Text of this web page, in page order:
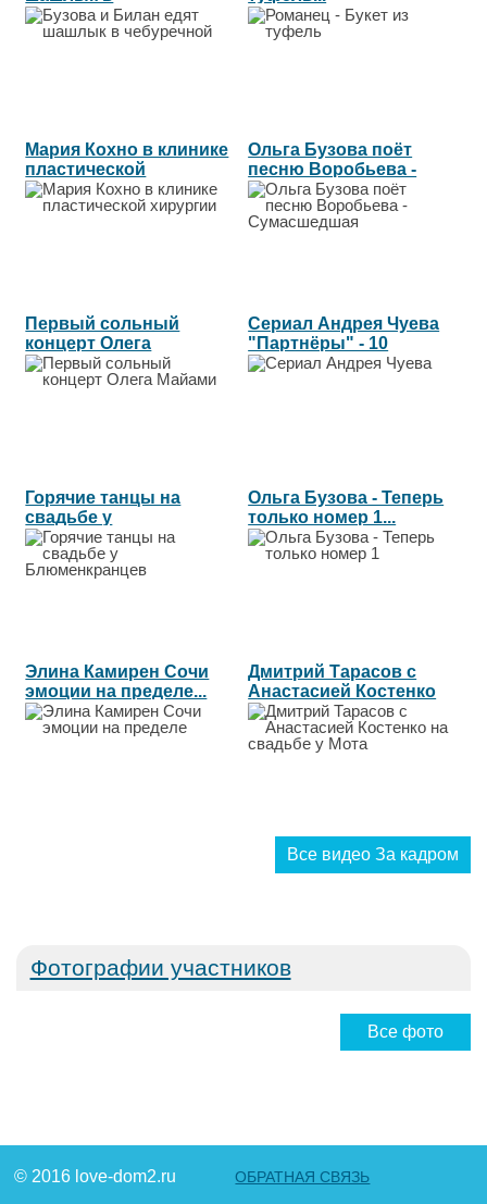
чебуречной...
Мария Кохно в клинике
пластической
хирургии...
Ольга Бузова поёт
песню Воробьева -
Сумасшедшая...
Первый сольный
концерт Олега
Майами...
Сериал Андрея Чуева
"Партнёры" - 10
серия....
Горячие танцы на
свадьбе у
Блюменкранцев...
Ольга Бузова - Теперь
только номер 1...
Элина Камирен Сочи
эмоции на пределе...
Дмитрий Тарасов с
Анастасией Костенко
на свадьбе...
Все видео За кадром
Фотографии участников
Все фото
© 2016 love-dom2.ru ОБРАТНАЯ СВЯЗЬ